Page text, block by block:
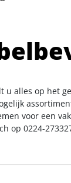
u alles op het
voor een
op 0224-